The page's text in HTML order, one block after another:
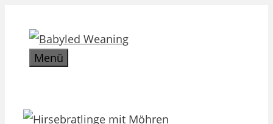
Inhalt
springenMenü